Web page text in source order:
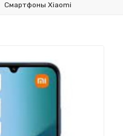
Смартфоны Xiaomi